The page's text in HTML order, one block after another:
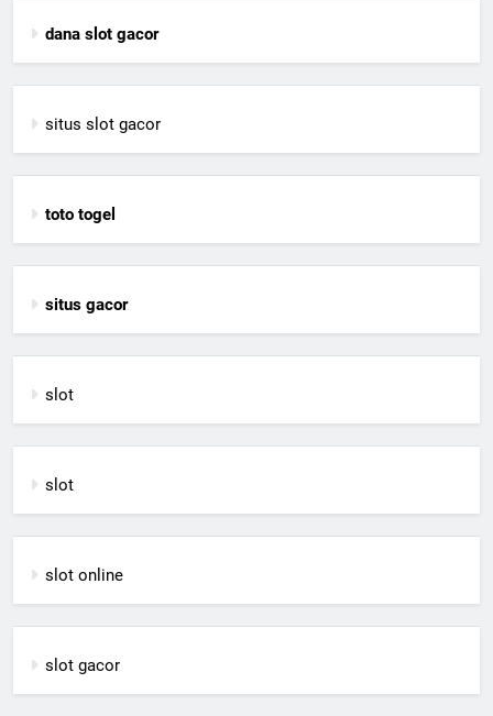
dana slot gacor
situs slot gacor
toto togel
situs gacor
slot
slot
slot online
slot gacor